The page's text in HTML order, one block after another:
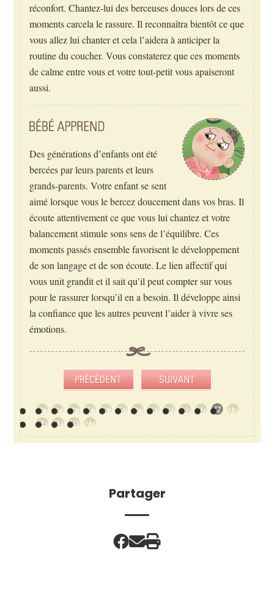
réconfort. Chantez-lui des berceuses douces lors de ces
moments carcela le rassure. Il reconnaîtra bientôt ce que
vous allez lui chanter et cela l’aidera à anticiper la
routine du coucher. Vous constaterez que ces moments
de calme entre vous et votre tout-petit vous apaiseront
aussi.
Des générations d’enfants ont été
bercées par leurs parents et leurs
grands-parents. Votre enfant se sent
aimé lorsque vous le bercez doucement dans vos bras. Il
écoute attentivement ce que vous lui chantez et votre
balancement stimule sons sens de l’équilibre. Ces
moments passés ensemble favorisent le développement
de son langage et de son écoute. Le lien affectif qui
vous unit grandit et il sait qu’il peut compter sur vous
pour le rassurer lorsqu’il en a besoin. Il développe ainsi
la confiance que les autres peuvent l’aider à vivre ses
émotions.
Partager